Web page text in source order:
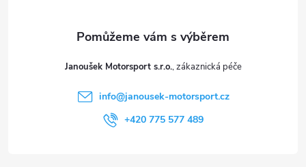
Janoušek Motorsport s.r.o.
info@janousek-motorsport.cz
+420 775 577 489